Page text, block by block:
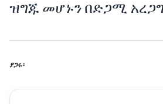
ዝግጁ መሆኑን በድጋሚ
ያጋሩ፡